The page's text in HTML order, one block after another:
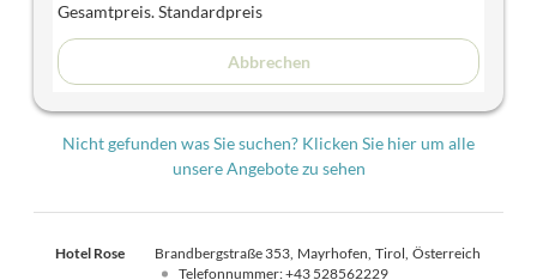
Gesamtpreis. Standardpreis
Abbrechen
Nicht gefunden was Sie suchen? Klicken Sie hier um alle
unsere Angebote zu sehen
Hotel Rose Brandbergstraße 353 Mayrhofen Tirol Österreich
Telefonnummer:+43 528562229